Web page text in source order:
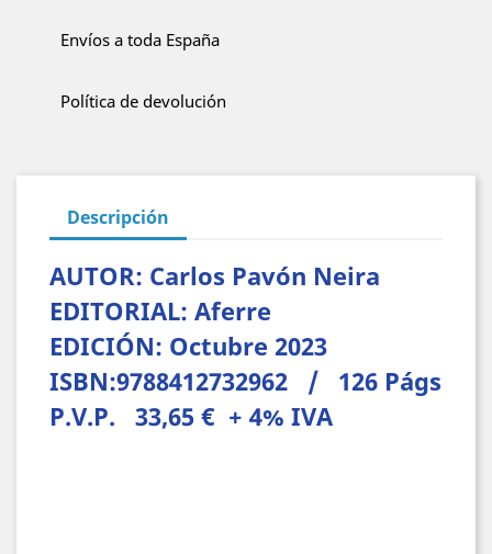
Envíos a toda España
Política de devolución
Descripción
AUTOR: Carlos Pavón Neira
EDITORIAL: Aferre
EDICIÓN: Octubre 2023
ISBN:9788412732962 / 126 Págs
P.V.P. 33,65 € + 4% IVA